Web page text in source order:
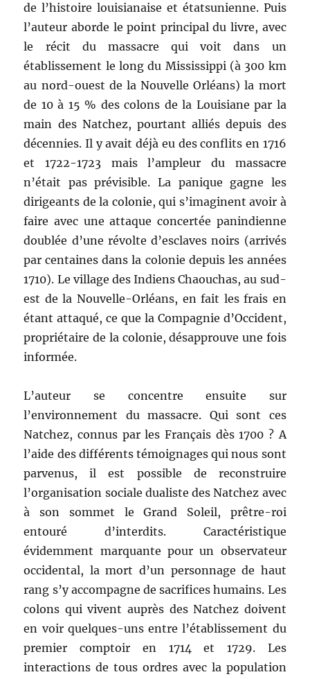
de l’histoire louisianaise et étatsunienne. Puis
l’auteur aborde le point principal du livre, avec
le récit du massacre qui voit dans un
établissement le long du Mississippi (à 300 km
au nord-ouest de la Nouvelle Orléans) la mort
de 10 à 15 % des colons de la Louisiane par la
main des Natchez, pourtant alliés depuis des
décennies. Il y avait déjà eu des conflits en 1716
et 1722-1723 mais l’ampleur du massacre
n’était pas prévisible. La panique gagne les
dirigeants de la colonie, qui s’imaginent avoir à
faire avec une attaque concertée panindienne
doublée d’une révolte d’esclaves noirs (arrivés
par centaines dans la colonie depuis les années
1710). Le village des Indiens Chaouchas, au sud-
est de la Nouvelle-Orléans, en fait les frais en
étant attaqué, ce que la Compagnie d’Occident,
propriétaire de la colonie, désapprouve une fois
informée.
L’auteur se concentre ensuite sur
l’environnement du massacre. Qui sont ces
Natchez, connus par les Français dès 1700 ? A
l’aide des différents témoignages qui nous sont
parvenus, il est possible de reconstruire
l’organisation sociale dualiste des Natchez avec
à son sommet le Grand Soleil, prêtre-roi
entouré d’interdits. Caractéristique
évidemment marquante pour un observateur
occidental, la mort d’un personnage de haut
rang s’y accompagne de sacrifices humains. Les
colons qui vivent auprès des Natchez doivent
en voir quelques-uns entre l’établissement du
premier comptoir en 1714 et 1729. Les
interactions de tous ordres avec la population